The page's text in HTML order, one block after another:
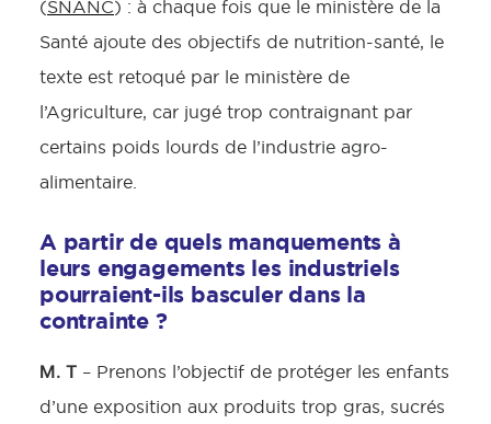
(SNANC) : à chaque fois que le ministère de la
Santé ajoute des objectifs de nutrition-santé, le
texte est retoqué par le ministère de
l’Agriculture, car jugé trop contraignant par
certains poids lourds de l’industrie agro-
alimentaire.
A partir de quels manquements à
leurs engagements les industriels
pourraient-ils basculer dans la
contrainte ?
M. T – Prenons l’objectif de protéger les enfants
d’une exposition aux produits trop gras, sucrés